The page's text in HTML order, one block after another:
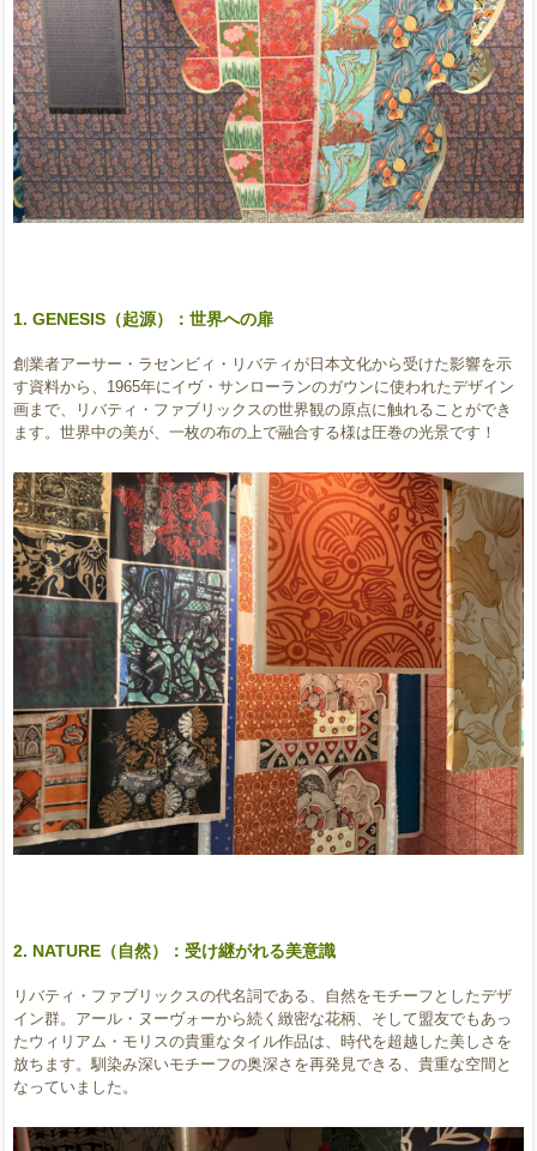
1. GENESIS（起源）：世界への扉
創業者アーサー・ラセンビィ・リバティが日本文化から受けた影響を示
す資料から、1965年にイヴ・サンローランのガウンに使われたデザイン
画まで、リバティ・ファブリックスの世界観の原点に触れることができ
ます。世界中の美が、一枚の布の上で融合する様は圧巻の光景です！
2. NATURE（自然）：受け継がれる美意識
リバティ・ファブリックスの代名詞である、自然をモチーフとしたデザ
イン群。アール・ヌーヴォーから続く緻密な花柄、そして盟友でもあっ
たウィリアム・モリスの貴重なタイル作品は、時代を超越した美しさを
放ちます。馴染み深いモチーフの奥深さを再発見できる、貴重な空間と
なっていました。